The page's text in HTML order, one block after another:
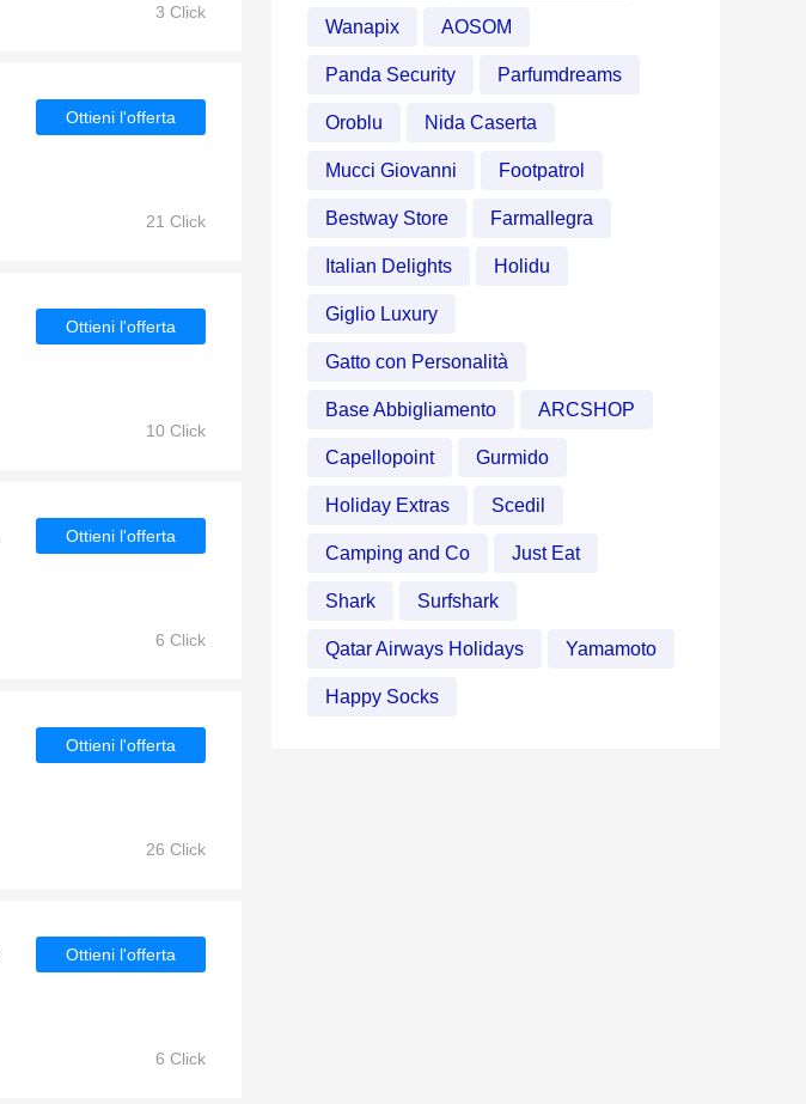
3 Click
Ottieni l'offerta
21 Click
Ottieni l'offerta
10 Click
Ottieni l'offerta
6 Click
Ottieni l'offerta
26 Click
Ottieni l'offerta
6 Click
Wanapix AOSOM
Panda Security Parfumdreams
Oroblu Nida Caserta
Mucci Giovanni Footpatrol
Bestway Store Farmallegra
Italian Delights Holidu
Giglio Luxury
Gatto con Personalità
Base Abbigliamento ARCSHOP
Capellopoint Gurmido
Holiday Extras Scedil
Camping and Co Just Eat
Shark Surfshark
Qatar Airways Holidays Yamamoto
Happy Socks